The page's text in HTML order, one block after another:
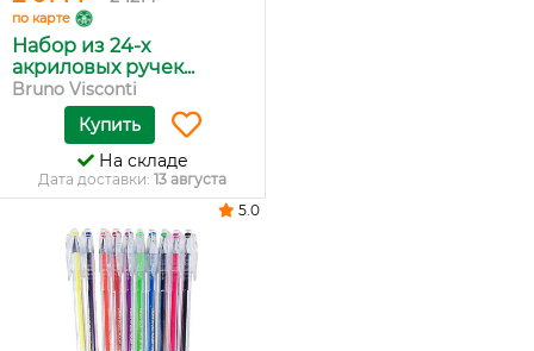
по карте
Набор из 24-х
акриловых ручек...
Bruno Visconti
Купить
На складе
Дата доставки: 13 августа
5.0